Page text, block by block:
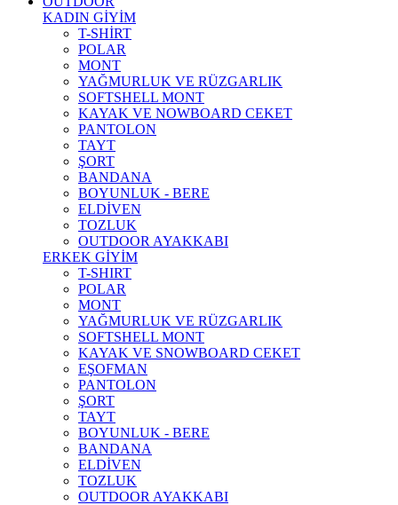
KADIN GİYİM
T-SHİRT
POLAR
MONT
YAĞMURLUK VE RÜZGARLIK
SOFTSHELL MONT
KAYAK VE NOWBOARD CEKET
PANTOLON
TAYT
ŞORT
BANDANA
BOYUNLUK - BERE
ELDİVEN
TOZLUK
OUTDOOR AYAKKABI
ERKEK GİYİM
T-SHIRT
POLAR
MONT
YAĞMURLUK VE RÜZGARLIK
SOFTSHELL MONT
KAYAK VE SNOWBOARD CEKET
EŞOFMAN
PANTOLON
ŞORT
TAYT
BOYUNLUK - BERE
BANDANA
ELDİVEN
TOZLUK
OUTDOOR AYAKKABI